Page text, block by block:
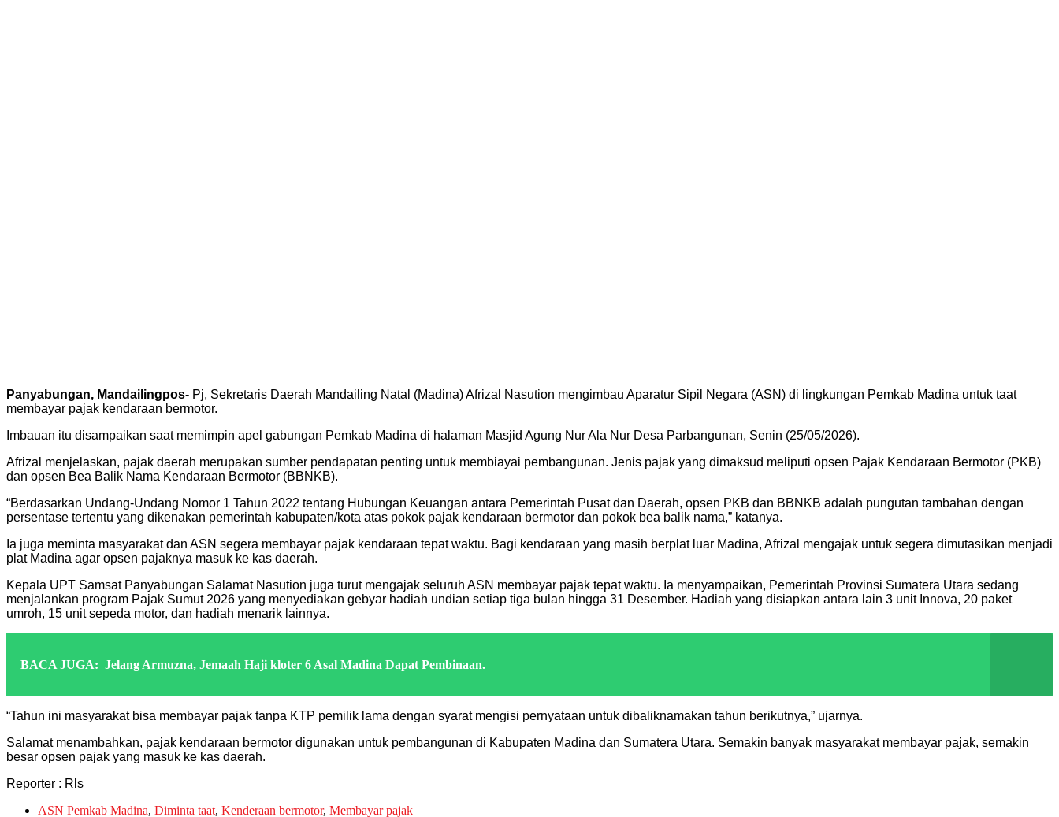
Panyabungan, Mandailingpos- Pj, Sekretaris Daerah Mandailing Natal (Madina) Afrizal Nasution mengimbau Aparatur Sipil Negara (ASN) di lingkungan Pemkab Madina untuk taat
membayar pajak kendaraan bermotor.
Imbauan itu disampaikan saat memimpin apel gabungan Pemkab Madina di halaman Masjid Agung Nur Ala Nur Desa Parbangunan, Senin (25/05/2026).
Afrizal menjelaskan, pajak daerah merupakan sumber pendapatan penting untuk membiayai pembangunan. Jenis pajak yang dimaksud meliputi opsen Pajak Kendaraan Bermotor (PKB)
dan opsen Bea Balik Nama Kendaraan Bermotor (BBNKB).
“Berdasarkan Undang-Undang Nomor 1 Tahun 2022 tentang Hubungan Keuangan antara Pemerintah Pusat dan Daerah, opsen PKB dan BBNKB adalah pungutan tambahan dengan
persentase tertentu yang dikenakan pemerintah kabupaten/kota atas pokok pajak kendaraan bermotor dan pokok bea balik nama,” katanya.
Ia juga meminta masyarakat dan ASN segera membayar pajak kendaraan tepat waktu. Bagi kendaraan yang masih berplat luar Madina, Afrizal mengajak untuk segera dimutasikan menjadi
plat Madina agar opsen pajaknya masuk ke kas daerah.
Kepala UPT Samsat Panyabungan Salamat Nasution juga turut mengajak seluruh ASN membayar pajak tepat waktu. Ia menyampaikan, Pemerintah Provinsi Sumatera Utara sedang
menjalankan program Pajak Sumut 2026 yang menyediakan gebyar hadiah undian setiap tiga bulan hingga 31 Desember. Hadiah yang disiapkan antara lain 3 unit Innova, 20 paket
umroh, 15 unit sepeda motor, dan hadiah menarik lainnya.
BACA JUGA: Jelang Armuzna, Jemaah Haji kloter 6 Asal Madina Dapat Pembinaan.
“Tahun ini masyarakat bisa membayar pajak tanpa KTP pemilik lama dengan syarat mengisi pernyataan untuk dibaliknamakan tahun berikutnya,” ujarnya.
Salamat menambahkan, pajak kendaraan bermotor digunakan untuk pembangunan di Kabupaten Madina dan Sumatera Utara. Semakin banyak masyarakat membayar pajak, semakin
besar opsen pajak yang masuk ke kas daerah.
Reporter : Rls
ASN Pemkab Madina, Diminta taat, Kenderaan bermotor, Membayar pajak